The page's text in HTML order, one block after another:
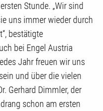
Stunde. „Wir sind
uns immer wieder durch
bestätigte
bei Engel Austria
Jahr freuen wir uns
und über die vielen
Gerhard Dimmler, der
schon am ersten